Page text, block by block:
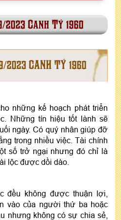
Canh Tý 1960
2023 CANH TÝ 1960
những kế hoạch phát triển
Những tín hiệu tốt lành sẽ
ngày. Có quý nhân giúp đỡ
trong nhiều việc. Tài chính
số trở ngại nhưng đó chỉ là
lộc được dồi dào.
đều không được thuận lợi,
vào của người thứ ba hoặc
nhưng không có sự chia sẻ,